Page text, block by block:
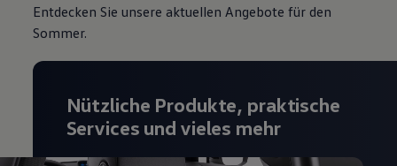
Volkswagen R
Volkswagen Kundenbetreuung
Entdecken Sie unsere aktuellen Angebote für den
Sommer.
Nützliche Produkte, praktische
Services und vieles mehr